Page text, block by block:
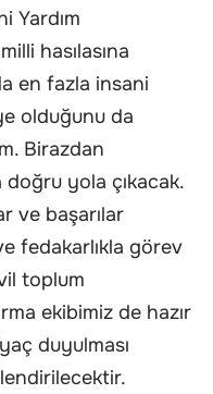
Yardım
hasılasına
en fazla insani
olduğunu da
Birazdan
doğru yola çıkacak.
ve başarılar
fedakarlıkla görev
toplum
ekibimiz de hazır
duyulması